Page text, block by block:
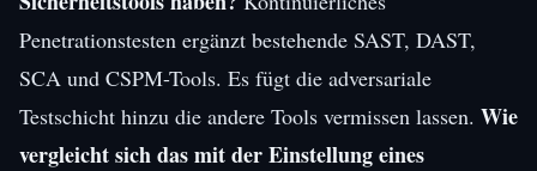
Penetrationstesten ergänzt bestehende SAST, DAST,
SCA und CSPM-Tools. Es fügt die adversariale
Testschicht hinzu die andere Tools vermissen lassen. Wie
vergleicht sich das mit der Einstellung eines